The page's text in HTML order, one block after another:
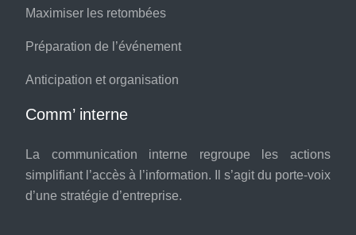
Maximiser les retombées
Préparation de l’événement
Anticipation et organisation
Comm’ interne
La communication interne regroupe les actions
simplifiant l’accès à l’information. Il s’agit du porte-voix
d’une stratégie d’entreprise.